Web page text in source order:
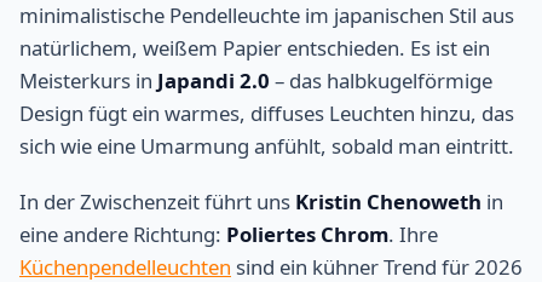
minimalistische Pendelleuchte im japanischen Stil aus
natürlichem, weißem Papier entschieden. Es ist ein
Meisterkurs in Japandi 2.0 – das halbkugelförmige
Design fügt ein warmes, diffuses Leuchten hinzu, das
sich wie eine Umarmung anfühlt, sobald man eintritt.
In der Zwischenzeit führt uns Kristin Chenoweth in
eine andere Richtung: Poliertes Chrom. Ihre
Küchenpendelleuchten sind ein kühner Trend für 2026